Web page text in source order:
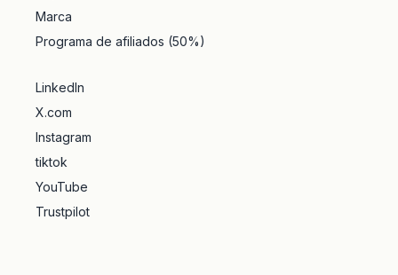
Marca
Programa de afiliados (50%)
LinkedIn
X.com
Instagram
tiktok
YouTube
Trustpilot